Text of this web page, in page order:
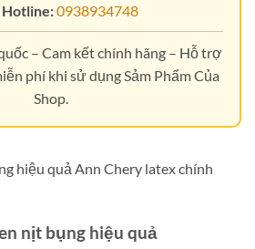
Hotline:0938934748
– Cam kết chính hãng – Hỗ trợ
phí khi sử dụng Sảm Phẩm Của
Shop.
nịt bụng hiệu quả